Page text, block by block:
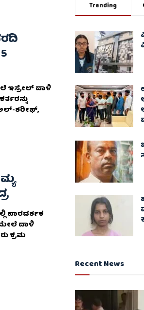
ಇಸ್ರೇಲ್ ದಾಳಿ
ಅಲ್-ಶರೀಫ್,
ಪಾರದರ್ಶಕ
ದಾಳಿ
ಕ್ರಮ
Trending
Recent News